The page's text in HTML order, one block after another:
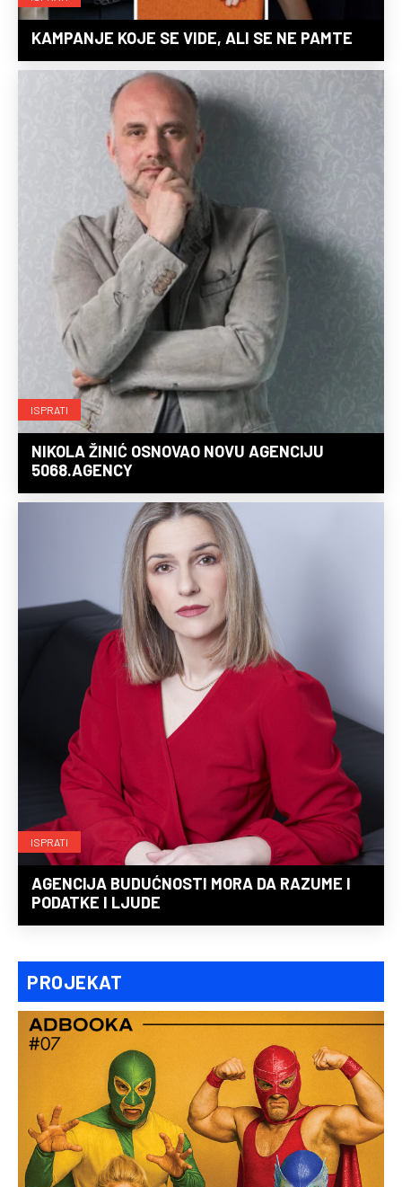
KAMPANJE KOJE SE VIDE, ALI SE NE PAMTE
ISPRATI
NIKOLA ŽINIĆ OSNOVAO NOVU AGENCIJU
5068.AGENCY
ISPRATI
AGENCIJA BUDUĆNOSTI MORA DA RAZUME I
PODATKE I LJUDE
PROJEKAT